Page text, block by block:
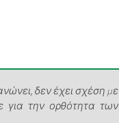
δεν έχει σχέση με
για την ορθότητα των